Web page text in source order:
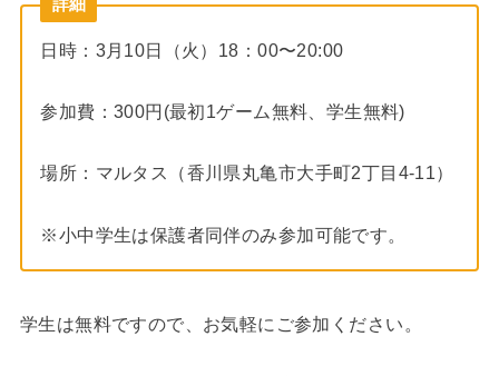
詳細
日時：3月10日（火）18：00〜20:00
参加費：300円(最初1ゲーム無料、学生無料)
場所：マルタス（香川県丸亀市大手町2丁目4-11）
※小中学生は保護者同伴のみ参加可能です。
学生は無料ですので、お気軽にご参加ください。